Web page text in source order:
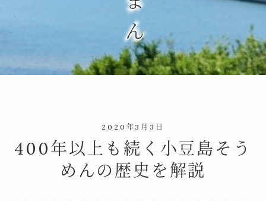
2020年3月3日
400年以上も続く小豆島そう
めんの歴史を解説